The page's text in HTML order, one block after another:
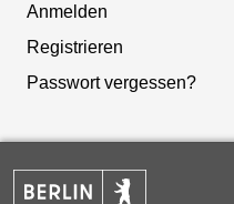
Anmelden
Registrieren
Passwort vergessen?